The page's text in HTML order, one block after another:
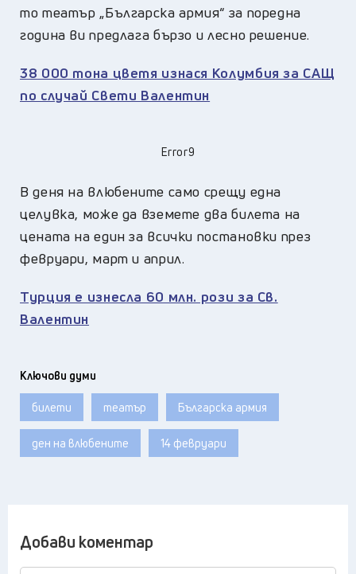
то театър „Българска армия“ за поредна
година ви предлага бързо и лесно решение.
38 000 тона цветя изнася Колумбия за САЩ
по случай Свети Валентин
Error9
В деня на влюбените само срещу една
целувка, може да вземете два билета на
цената на един за всички постановки през
февруари, март и април.
Турция е изнесла 60 млн. рози за Св.
Валентин
Ключови думи
билети театър Българска армия
ден на влюбените 14 февруари
Добави коментар